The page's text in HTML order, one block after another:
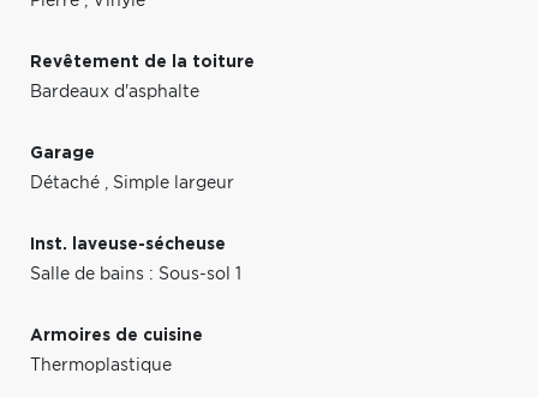
Revêtement de la toiture
Bardeaux d'asphalte
Garage
Détaché , Simple largeur
Inst. laveuse-sécheuse
Salle de bains : Sous-sol 1
Armoires de cuisine
Thermoplastique